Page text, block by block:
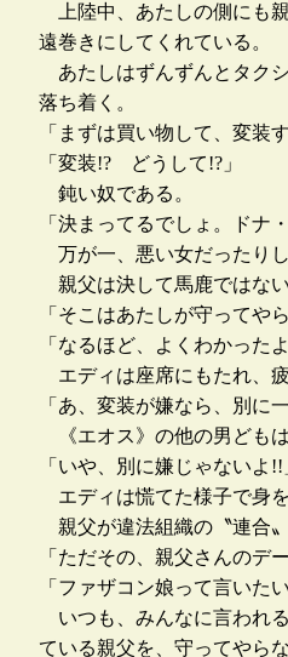
上陸中、あたしの側にも
遠巻きにしてくれている。
あたしはずんずんとタク
落ち着く。
「まずは買い物して、変装
「変装!? どうして!?」
鈍い奴である。
「決まってるでしょ。ドナ
万が一、悪い女だったり
親父は決して馬鹿ではな
「そこはあたしが守ってや
「なるほど、よくわかった
エディは座席にもたれ、
「あ、変装が嫌なら、別に
《エオス》の他の男ども
「いや、別に嫌じゃないよ!!
エディは慌てた様子で身
親父が違法組織の〝連合
「ただその、親父さんの
「ファザコン娘って言いた
いつも、みんなに言われ
ている親父を、守ってやら